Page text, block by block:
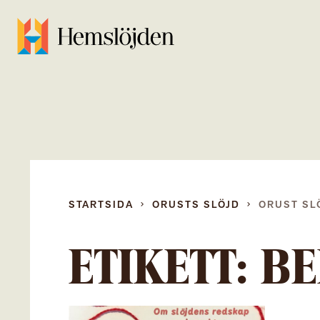
STARTSIDA ORUSTS SLÖJD ORUST
ETIKETT: